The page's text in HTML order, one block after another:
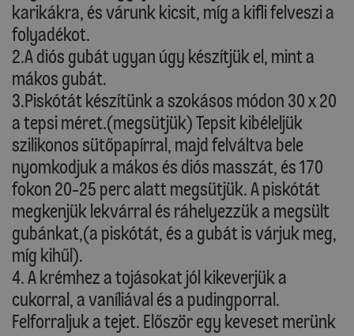
karikákra, és várunk kicsit, míg a kifli felveszi a
folyadékot.
2.A diós gubát ugyan úgy készítjük el, mint a
mákos gubát.
3.Piskótát készítünk a szokásos módon 30 x 20
a tepsi méret.(megsütjük) Tepsit kibéleljük
szilikonos sütőpapírral, majd felváltva bele
nyomkodjuk a mákos és diós masszát, és 170
fokon 20-25 perc alatt megsütjük. A piskótát
megkenjük lekvárral és ráhelyezzük a megsült
gubánkat,(a piskótát, és a gubát is várjuk meg,
míg kihűl).
4. A krémhez a tojásokat jól kikeverjük a
cukorral, a vaníliával és a pudingporral.
Felforraljuk a tejet. Először egy keveset merünk